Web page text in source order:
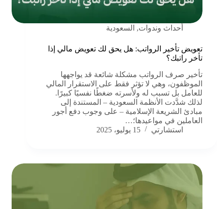
أحداث وندوات, السعودية
تعويض تأخير الرواتب: هل يحق لك تعويض مالي إذا
تأخر راتبك؟
تأخير صرف الرواتب مشكلة شائعة قد يواجهها
الموظفون، وهي لا تؤثر فقط على الاستقرار المالي
للعامل بل تسبب له ولأسرته ضغطًا نفسيًا كبيرًا.
لذلك شدَّدت الأنظمة السعودية – المستندة إلى
مبادئ الشريعة الإسلامية – على وجوب دفع أجور
العاملين في مواعيدها؛…
استشارتي
15 يوليو، 2025